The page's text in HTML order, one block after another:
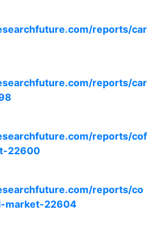
reports/car
reports/car
reports/cof
22600
reports/co
market-22604